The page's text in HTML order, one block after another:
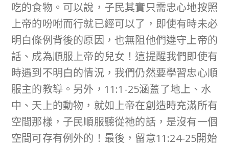
吃的食物。可以說，子民其實只需忠心地按照
上帝的吩咐而行就已經可以了，即使有時未必
明白條例背後的原因，也無阻他們遵守上帝的
話、成為順服上帝的兒女！這提醒我們即使有
時遇到不明白的情況，我們仍然要學習忠心順
服主的教導。另外，11:1-25涵蓋了地上、水
中、天上的動物，就如上帝在創造時充滿所有
空間那樣，子民順服聽從祂的話，是沒有一個
空間可存有例外的！最後，留意11:24-25開始